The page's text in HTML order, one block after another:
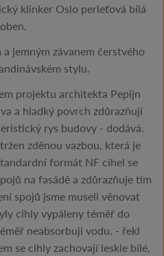
klinker Oslo perleťová bílá
jemným závanem čerstvého
stylu.
projektu architekta Pepijn
a hladký povrch zdůrazňují
rys budovy - dodává.
zděnou vazbou, která je
formát NF cihel se
na fasádě a zdůrazňuje tím
spojů jsme museli věnovat
cihly vypáleny téměř do
neabsorbuji vodu. - řekl
se cihly zachovají leskle bílé,